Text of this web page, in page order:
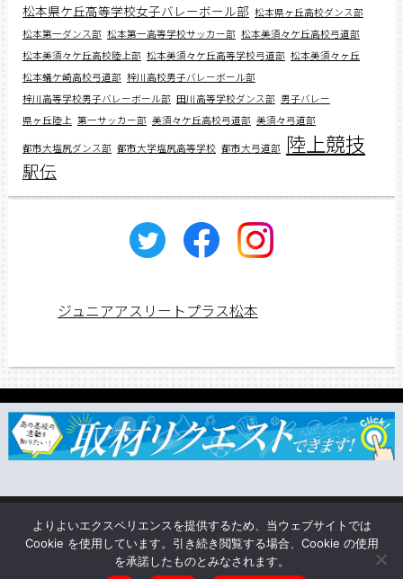
松本県ケ丘高等学校女子バレーボール部 松本県ヶ丘高校ダンス部
松本第一ダンス部 松本第一高等学校サッカー部 松本美須々ケ丘高校弓道部
松本美須々ケ丘高校陸上部 松本美須々ケ丘高等学校弓道部 松本美須々ヶ丘
松本蟻ケ崎高校弓道部 梓川高校男子バレーボール部
梓川高等学校男子バレーボール部 田川高等学校ダンス部 男子バレー
県ヶ丘陸上 第一サッカー部 美須々ケ丘高校弓道部 美須々弓道部
都市大塩尻ダンス部 都市大学塩尻高等学校 都市大弓道部 陸上競技
駅伝
ジュニアアスリートプラス松本
企業情報
Copyright © ジュニアアスリートプラス松本 All rights reserved.
よりよいエクスペリエンスを提供するため、当ウェブサイトでは
Cookie を使用しています。引き続き閲覧する場合、Cookie の使用
を承諾したものとみなされます。